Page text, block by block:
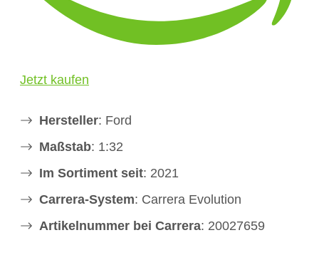
Jetzt kaufen
Hersteller: Ford
Maßstab: 1:32
Im Sortiment seit: 2021
Carrera-System: Carrera Evolution
Artikelnummer bei Carrera: 20027659